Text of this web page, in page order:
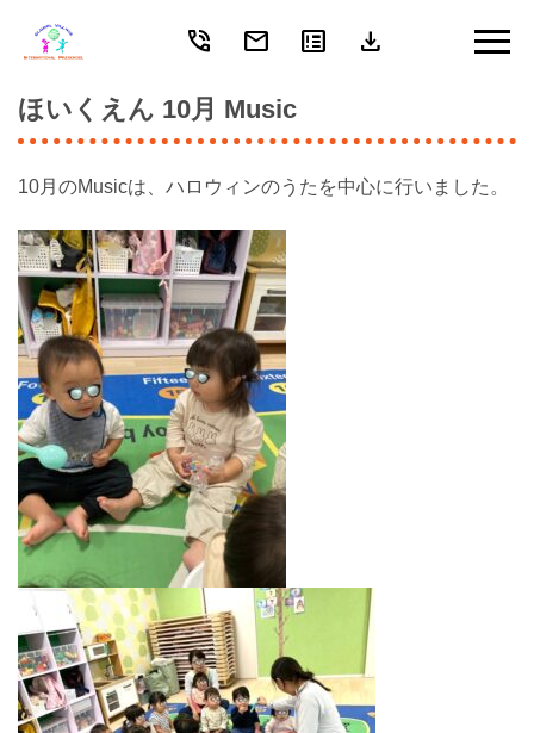
Skip
content
phone_in_talk mail breaking_news download
ほいくえん 10月 Music
10月のMusicは、ハロウィンのうたを中心に行いました。